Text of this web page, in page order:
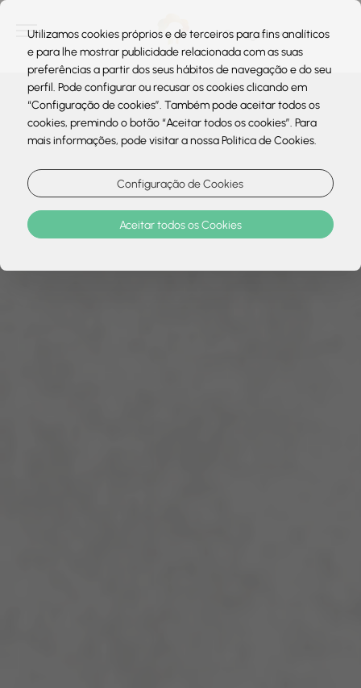
Utilizamos cookies próprios e de terceiros para fins analíticos
e para lhe mostrar publicidade relacionada com as suas
preferências a partir dos seus hábitos de navegação e do seu
perfil. Pode configurar ou recusar os cookies clicando em
“Configuração de cookies”. Também pode aceitar todos os
cookies, premindo o botão “Aceitar todos os cookies”. Para
mais informações, pode visitar a nossa Politica de Cookies.
Configuração de Cookies
Aceitar todos os Cookies